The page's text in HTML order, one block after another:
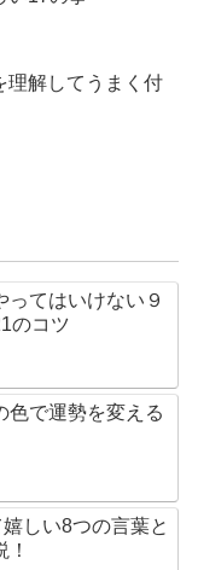
理解してうまく付
ってはいけない９
のコツ
色で運勢を変える
しい8つの言葉と